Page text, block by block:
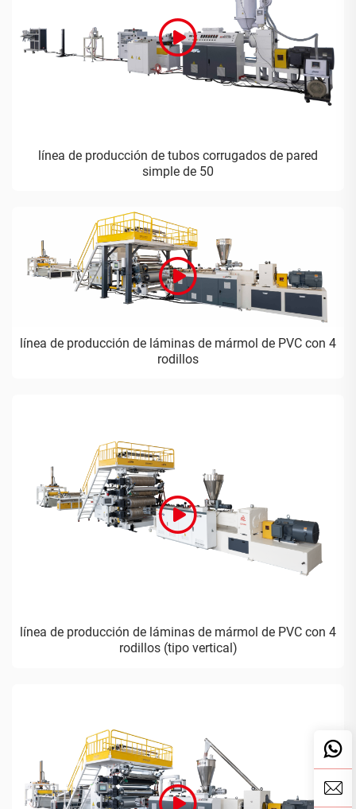
línea de producción de tubos corrugados de pared
simple de 50
línea de producción de láminas de mármol de PVC con 4
rodillos
línea de producción de láminas de mármol de PVC con 4
rodillos (tipo vertical)